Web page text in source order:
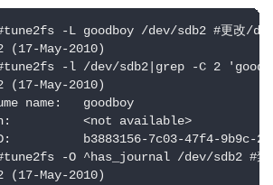
-L goodboy /dev/sdb2 #更改/
(17-May-2010)
-l /dev/sdb2|grep -C 2
(17-May-2010)
name:   goodboy
<not available>
b3883156-7c03-47f4-9b9c-
-O ^has_journal /dev/sdb2 #禁
(17-May-2010)